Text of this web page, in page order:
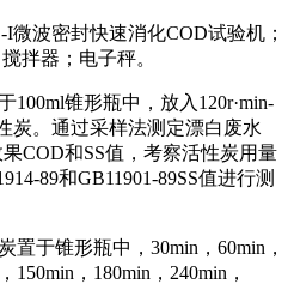
波密封快速消化COD试验机；
拌器；电子秤。
锥形瓶中，放入120r·min-
炭。通过采样法测定漂白废水
COD和SS值，考察活性炭用量
89和GB11901-89SS值进行测
于锥形瓶中，30min，60min，
150min，180min，240min，